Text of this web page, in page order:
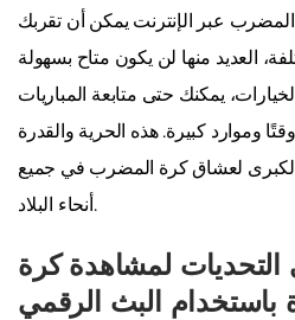
عبر الإنترنت يمكن أن تقربك
العديد منها لن يكون متاح بسهولة
يمكنك حتى متابعة المباريات
وموارد كبيرة. هذه الحرية والقدرة
لعشاق كرة المضرب في جميع
أنحاء البلاد.
التحديات لمشاهدة كرة
البث الرقمي